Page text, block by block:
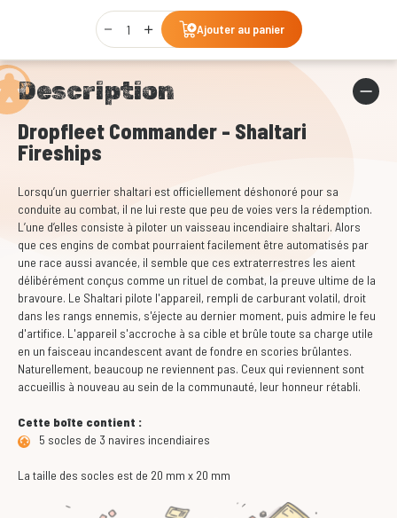
Qty
Ajouter au panier
Description
Dropfleet Commander - Shaltari
Fireships
Lorsqu’un guerrier shaltari est officiellement déshonoré pour sa
conduite au combat, il ne lui reste que peu de voies vers la rédemption.
L’une d’elles consiste à piloter un vaisseau incendiaire shaltari. Alors
que ces engins de combat pourraient facilement être automatisés par
une race aussi avancée, il semble que ces extraterrestres les aient
délibérément conçus comme un rituel de combat, la preuve ultime de la
bravoure. Le Shaltari pilote l'appareil, rempli de carburant volatil, droit
dans les rangs ennemis, s'éjecte au dernier moment, puis admire le feu
d'artifice. L'appareil s'accroche à sa cible et brûle toute sa charge utile
en un faisceau incandescent avant de fondre en scories brûlantes.
Naturellement, beaucoup ne reviennent pas. Ceux qui reviennent sont
accueillis à nouveau au sein de la communauté, leur honneur rétabli.
Cette boîte contient :
5 socles de 3 navires incendiaires
La taille des socles est de 20 mm x 20 mm